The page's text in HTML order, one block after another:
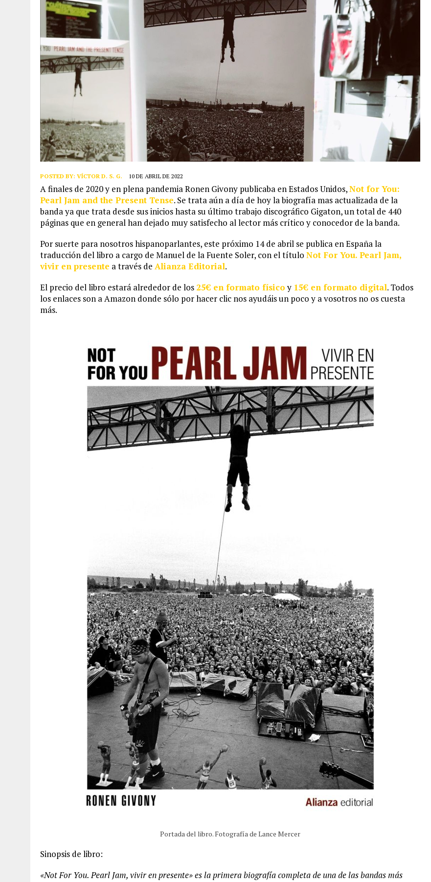
POSTED BY: VÍCTOR D. S. G. 10 DE ABRIL DE 2022
A finales de 2020 y en plena pandemia Ronen Givony publicaba en Estados Unidos,Not for You:
Pearl Jam and the Present Tense. Se trata aún a día de hoy la biografía mas actualizada de la
banda ya que trata desde sus inicios hasta su último trabajo discográfico Gigaton, un total de 440
páginas que en general han dejado muy satisfecho al lector más crítico y conocedor de la banda.
Por suerte para nosotros hispanoparlantes, este próximo 14 de abril se publica en España la
traducción del libro a cargo de Manuel de la Fuente Soler, con el título Not For You. Pearl Jam,
vivir en presente a través de Alianza Editorial.
El precio del libro estará alrededor de los 25€ en formato físicoy 15€ en formato digital. Todos
los enlaces son a Amazon donde sólo por hacer clic nos ayudáis un poco y a vosotros no os cuesta
más.
Portada del libro. Fotografía de Lance Mercer
Sinopsis de libro:
«Not For You. Pearl Jam, vivir en presente» es la primera biografía completa de una de las bandas más